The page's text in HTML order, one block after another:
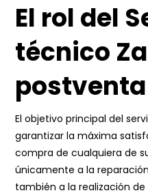
El rol del
técnico
postventa
El objetivo principal del
garantizar la máxima
compra de cualquiera de
únicamente a la
también a la realización de